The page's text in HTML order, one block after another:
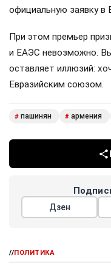
официальную заявку в
При этом премьер
и ЕАЭС невозможно.
оставляет иллюзий:
Евразийским союзом.
# пашинян # армения
Дзен
//ПОЛИТИКА